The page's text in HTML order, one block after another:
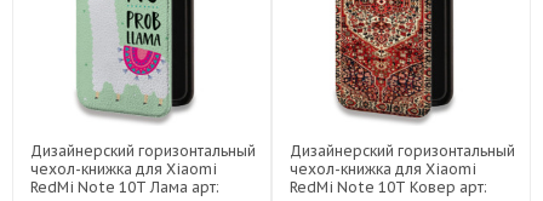
Дизайнерский горизонтальный
чехол-книжка для Xiaomi
RedMi Note 10T Лама арт:
Дизайнерский горизонтальный
чехол-книжка для Xiaomi
RedMi Note 10T Ковер арт: